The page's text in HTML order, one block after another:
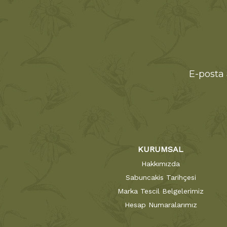
E-
KURUMSAL
Hakkımızda
Sabuncakis Tarihçesi
Marka Tescil Belgelerimiz
Hesap Numaralarımız